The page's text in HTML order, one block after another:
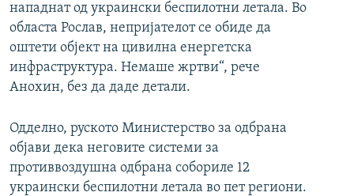
нападнат од украински беспилотни летала. Во
областа Рослав, непријателот се обиде да
оштети објект на цивилна енергетска
инфраструктура. Немаше жртви“, рече
Анохин, без да даде детали.
Одделно, руското Министерство за одбрана
објави дека неговите системи за
противвоздушна одбрана собориле 12
украински беспилотни летала во пет региони.